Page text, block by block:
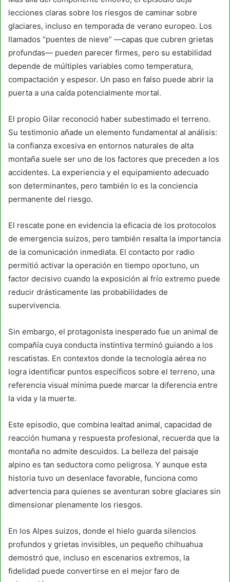
lecciones claras sobre los riesgos de caminar sobre
glaciares, incluso en temporada de verano europeo. Los
llamados “puentes de nieve” —capas que cubren grietas
profundas— pueden parecer firmes, pero su estabilidad
depende de múltiples variables como temperatura,
compactación y espesor. Un paso en falso puede abrir la
puerta a una caída potencialmente mortal.
El propio Gilar reconoció haber subestimado el terreno.
Su testimonio añade un elemento fundamental al análisis:
la confianza excesiva en entornos naturales de alta
montaña suele ser uno de los factores que preceden a los
accidentes. La experiencia y el equipamiento adecuado
son determinantes, pero también lo es la conciencia
permanente del riesgo.
El rescate pone en evidencia la eficacia de los protocolos
de emergencia suizos, pero también resalta la importancia
de la comunicación inmediata. El contacto por radio
permitió activar la operación en tiempo oportuno, un
factor decisivo cuando la exposición al frío extremo puede
reducir drásticamente las probabilidades de
supervivencia.
Sin embargo, el protagonista inesperado fue un animal de
compañía cuya conducta instintiva terminó guiando a los
rescatistas. En contextos donde la tecnología aérea no
logra identificar puntos específicos sobre el terreno, una
referencia visual mínima puede marcar la diferencia entre
la vida y la muerte.
Este episodio, que combina lealtad animal, capacidad de
reacción humana y respuesta profesional, recuerda que la
montaña no admite descuidos. La belleza del paisaje
alpino es tan seductora como peligrosa. Y aunque esta
historia tuvo un desenlace favorable, funciona como
advertencia para quienes se aventuran sobre glaciares sin
dimensionar plenamente los riesgos.
En los Alpes suizos, donde el hielo guarda silencios
profundos y grietas invisibles, un pequeño chihuahua
demostró que, incluso en escenarios extremos, la
fidelidad puede convertirse en el mejor faro de